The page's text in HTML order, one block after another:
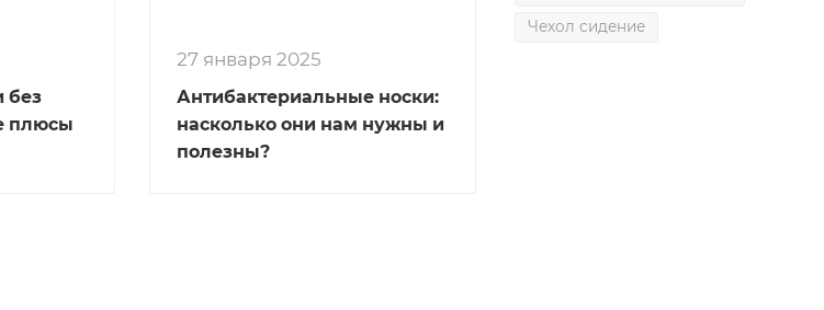
без
плюсы
27 января 2025
Антибактериальные носки:
насколько они нам нужны и
полезны?
Чехол сидение